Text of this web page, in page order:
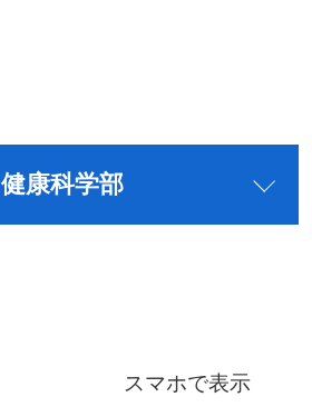
健康科学部
スマホで表示